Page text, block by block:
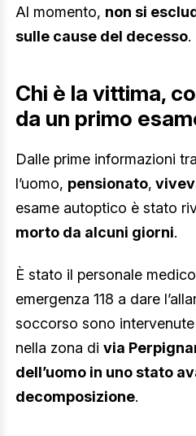
Al momento, non si
sulle cause del decesso.
Chi è la vittima,
da un primo
Dalle prime informazioni
l’uomo, pensionato,
esame autoptico è stato
morto da alcuni giorni.
È stato il personale
emergenza 118 a dare
soccorso sono intervenute
nella zona di via
dell’uomo in uno stato
decomposizione.